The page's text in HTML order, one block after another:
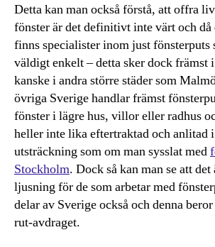
Detta kan man också förstå, att offra
fönster är det definitivt inte värt och då
finns specialister inom just fönsterputs
väldigt enkelt – detta sker dock främst
kanske i andra större städer som
övriga Sverige handlar främst
fönster i lägre hus, villor eller radhus
heller inte lika eftertraktad och anlitad
utsträckning som om man sysslat med
Stockholm. Dock så kan man se att det
ljusning för de som arbetar med
delar av Sverige också och denna
rut-avdraget.